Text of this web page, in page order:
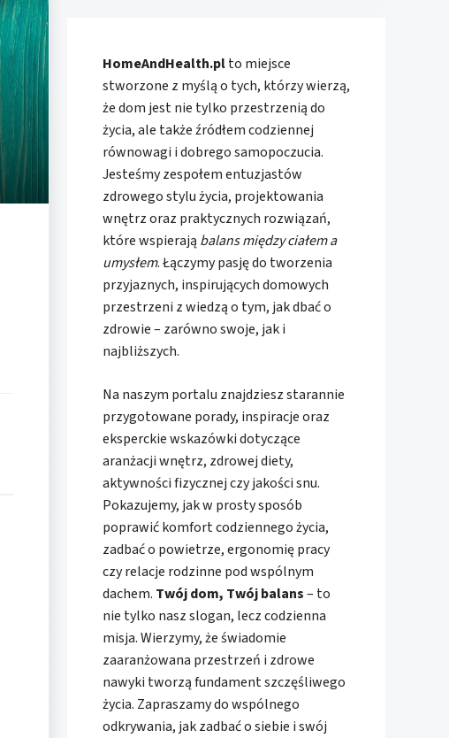
HomeAndHealth.plto miejsce
stworzone z myślą o tych, którzy wierzą,
że dom jest nie tylko przestrzenią do
życia, ale także źródłem codziennej
równowagi i dobrego samopoczucia.
Jesteśmy zespołem entuzjastów
zdrowego stylu życia, projektowania
wnętrz oraz praktycznych rozwiązań,
które wspierają balans między ciałem a
umysłem. Łączymy pasję do tworzenia
przyjaznych, inspirujących domowych
przestrzeni z wiedzą o tym, jak dbać o
zdrowie – zarówno swoje, jak i
najbliższych.
Na naszym portalu znajdziesz starannie
przygotowane porady, inspiracje oraz
eksperckie wskazówki dotyczące
aranżacji wnętrz, zdrowej diety,
aktywności fizycznej czy jakości snu.
Pokazujemy, jak w prosty sposób
poprawić komfort codziennego życia,
zadbać o powietrze, ergonomię pracy
czy relacje rodzinne pod wspólnym
dachem. Twój dom, Twój balans– to
nie tylko nasz slogan, lecz codzienna
misja. Wierzymy, że świadomie
zaaranżowana przestrzeń i zdrowe
nawyki tworzą fundament szczęśliwego
życia. Zapraszamy do wspólnego
odkrywania, jak zadbać o siebie i swój